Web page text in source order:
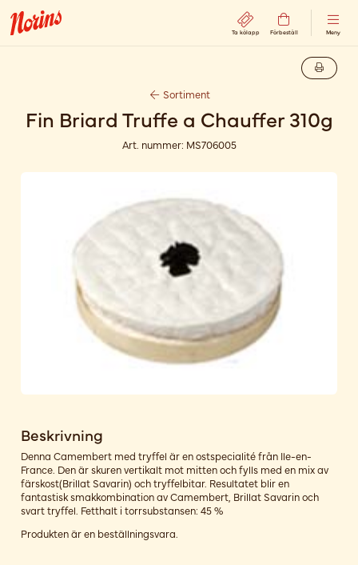
Ta kölapp Förbeställ Meny
Sortiment
Fin Briard Truffe a Chauffer 310g
Art. nummer: MS706005
Beskrivning
Denna Camembert med tryffel är en ostspecialité från Ile-en-
France. Den är skuren vertikalt mot mitten och fylls med en mix av
färskost(Brillat Savarin) och tryffelbitar. Resultatet blir en
fantastisk smakkombination av Camembert, Brillat Savarin och
svart tryffel. Fetthalt i torrsubstansen: 45 %
Produkten är en beställningsvara.